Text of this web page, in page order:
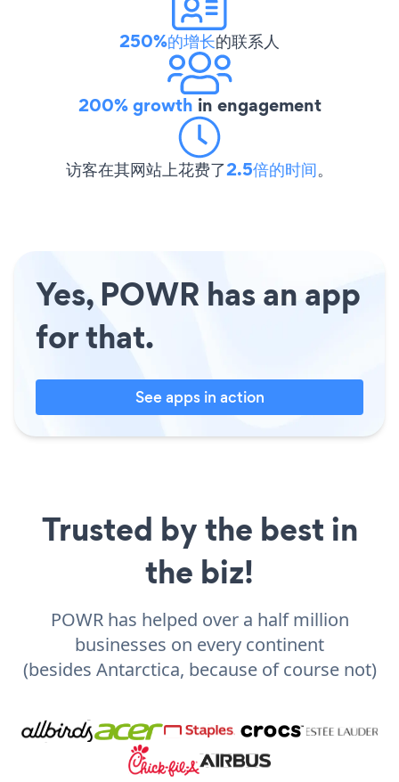
250%的增长的联系人
200% growth in engagement
访客在其网站上花费了2.5倍的时间。
Yes, POWR has an app
for that.
See apps in action
Trusted by the best in
the biz!
POWR has helped over a half million
businesses on every continent
(besides Antarctica, because of course not)